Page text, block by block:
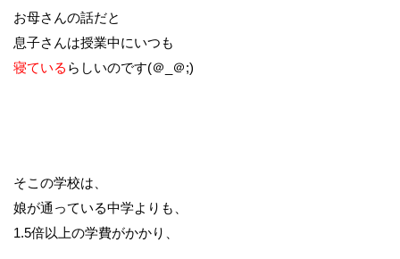
お母さんの話だと
息子さんは授業中にいつも
寝ている らしいのです(＠_＠;)
そこの学校は、
娘が通っている中学よりも、
1.5倍以上の学費がかかり、